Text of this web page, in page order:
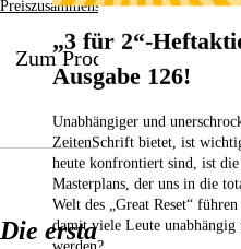
Zum Produkt
Preiszusammensetzung
Die erstaunliche
„3 für 2“-
Ausgabe 126!
Unabhängiger und
ZeitenSchrift bietet, ist
heute konfrontiert sind, ist
Masterplans, der uns in die
Welt des „Great Reset“
damit viele Leute
werden?